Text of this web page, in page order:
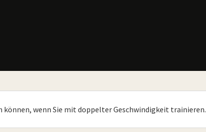
können, wenn Sie mit doppelter Geschwindigkeit trainieren.